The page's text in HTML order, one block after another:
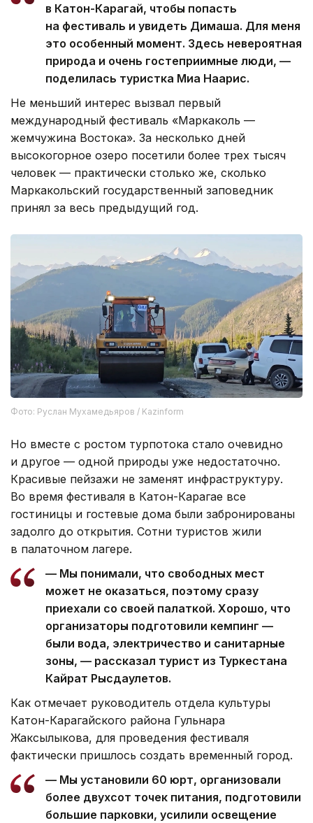
в Катон-Карагай, чтобы попасть
на фестиваль и увидеть Димаша. Для меня
это особенный момент. Здесь невероятная
природа и очень гостеприимные люди, —
поделилась туристка Миа Наарис.
Не меньший интерес вызвал первый
международный фестиваль «Маркаколь —
жемчужина Востока». За несколько дней
высокогорное озеро посетили более трех тысяч
человек — практически столько же, сколько
Маркакольский государственный заповедник
принял за весь предыдущий год.
Фото: Руслан Мухамедьяров / Kazinform
Но вместе с ростом турпотока стало очевидно
и другое — одной природы уже недостаточно.
Красивые пейзажи не заменят инфраструктуру.
Во время фестиваля в Катон-Карагае все
гостиницы и гостевые дома были забронированы
задолго до открытия. Сотни туристов жили
в палаточном лагере.
— Мы понимали, что свободных мест
может не оказаться, поэтому сразу
приехали со своей палаткой. Хорошо, что
организаторы подготовили кемпинг —
были вода, электричество и санитарные
зоны, — рассказал турист из Туркестана
Кайрат Рысдаулетов.
Как отмечает руководитель отдела культуры
Катон-Карагайского района Гульнара
Жаксылыкова, для проведения фестиваля
фактически пришлось создать временный город.
— Мы установили 60 юрт, организовали
более двухсот точек питания, подготовили
большие парковки, усилили освещение